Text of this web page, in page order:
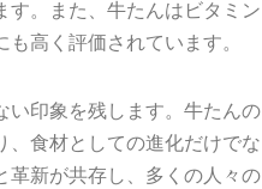
す。また、牛たんはビタミン
高く評価されています。
い印象を残します。牛たんの
、食材としての進化だけでな
革新が共存し、多くの人々の